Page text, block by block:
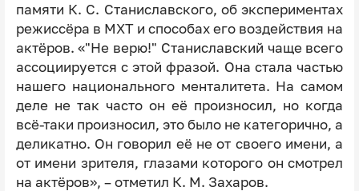
памяти К. С. Станиславского, об экспериментах
режиссёра в МХТ и способах его воздействия на
актёров. «"Не верю!" Станиславский чаще всего
ассоциируется с этой фразой. Она стала частью
нашего национального менталитета. На самом
деле не так часто он её произносил, но когда
всё-таки произносил, это было не категорично, а
деликатно. Он говорил её не от своего имени, а
от имени зрителя, глазами которого он смотрел
на актёров», – отметил К. М. Захаров.